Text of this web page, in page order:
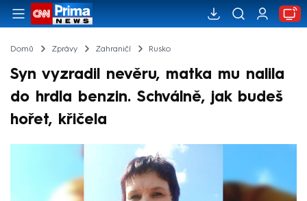
Domů Zprávy Zahraničí Rusko
Syn vyzradil nevěru, matka mu nalila
do hrdla benzin. Schválně, jak budeš
hořet, křičela